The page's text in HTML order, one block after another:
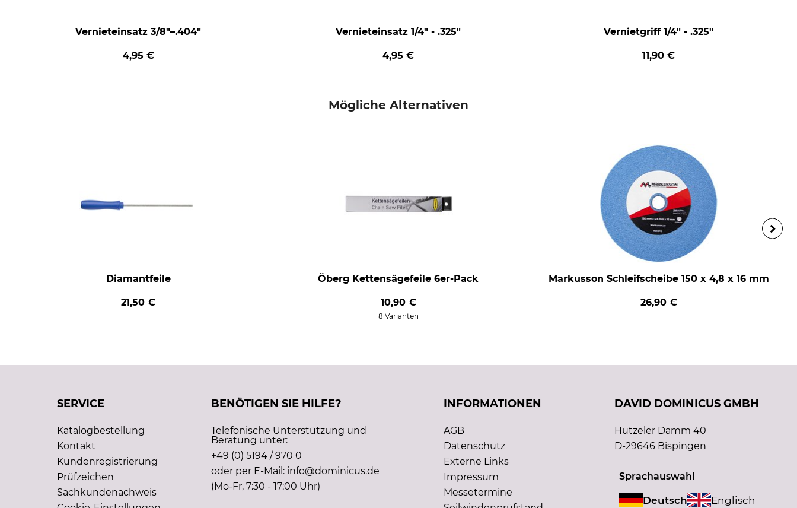
Vernieteinsatz 3/8"–.404"
4,95 €
Vernieteinsatz 1/4" - .325"
4,95 €
Vernietgriff 1/4" - .325"
11,90 €
Mögliche Alternativen
Diamantfeile
21,50 €
Öberg Kettensägefeile 6er-Pack
10,90 €
8 Varianten
Markusson Schleifscheibe 150 x 4,8 x 16 mm
26,90 €
SERVICE
Katalogbestellung
Kontakt
Kundenregistrierung
Prüfzeichen
Sachkundenachweis
BENÖTIGEN SIE HILFE?
Telefonische Unterstützung und
Beratung unter:
+49 (0) 5194 / 970 0
oder per E-Mail: info@dominicus.de
(Mo-Fr, 7:30 - 17:00 Uhr)
INFORMATIONEN
AGB
Datenschutz
Externe Links
Impressum
Messetermine
DAVID DOMINICUS GMBH
Hützeler Damm 40
D-29646 Bispingen
Sprachauswahl
Deutsch Englisch